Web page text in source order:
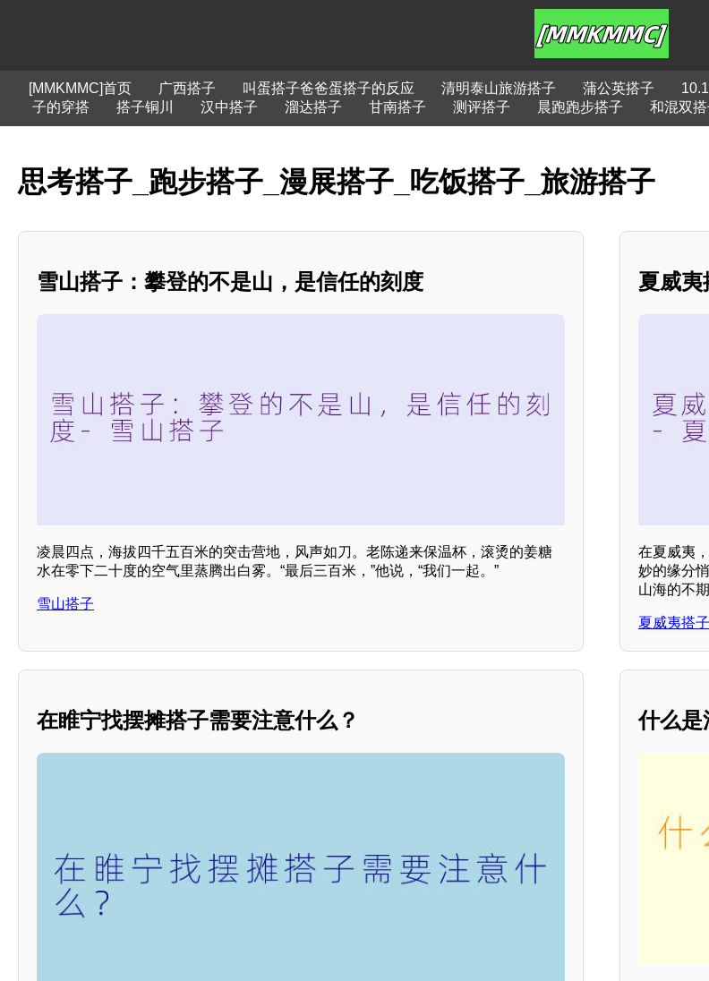
[MMKMMC]首页 广西搭子 叫蛋搭子爸爸蛋搭子的反应 清明泰山旅游搭子 蒲公英搭子
子的穿搭
搭子铜川 汉中搭子 溜达搭子 甘南搭子 测评搭子 晨跑跑步搭子 和混双
思考搭子_跑步搭子_漫展搭子_吃饭搭子_旅游搭子
雪山搭子：攀登的不是山，是信任的刻度
凌晨四点，海拔四千五百米的突击营地，风声如刀。老陈递来保温杯，滚烫的姜糖
水在零下二十度的空气里蒸腾出白雾。“最后三百米，”他说，“我们一起。”
雪山搭子
夏威
在夏威夷
妙的缘分
山海的不期
夏威夷搭子
在睢宁找摆摊搭子需要注意什么？ 什么是